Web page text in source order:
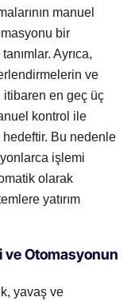
manuel
bir
Ayrıca,
ve
itibaren en geç üç
kontrol ile
hedeftir. Bu nedenle
işlemi
olarak
yatırım
ve Otomasyonun
yavaş ve